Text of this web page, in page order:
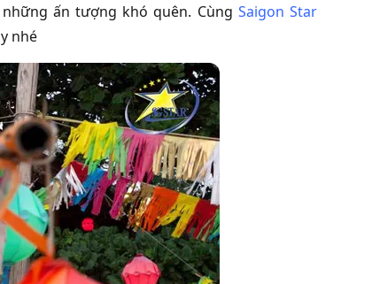
ấn tượng khó quên. Cùng Saigon Star
nhé